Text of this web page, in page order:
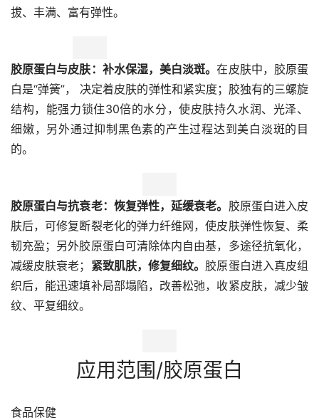
拔、丰满、富有弹性。
胶原蛋白与皮肤：补水保湿，美白淡斑。在皮肤中，胶原蛋
白是“弹簧”， 决定着皮肤的弹性和紧实度；胶独有的三螺旋
结构，能强力锁住30倍的水分，使皮肤持久水润、光泽、
细嫩，另外通过抑制黑色素的产生过程达到美白淡斑的目
的。
胶原蛋白与抗衰老：恢复弹性，延缓衰老。 胶原蛋白进入皮
肤后，可修复断裂老化的弹力纤维网，使皮肤弹性恢复、柔
韧充盈；另外胶原蛋白可清除体内自由基，多途径抗氧化，
减缓皮肤衰老； 紧致肌肤，修复细纹。 胶原蛋白进入真皮组
织后，能迅速填补局部塌陷，改善松弛，收紧皮肤，减少皱
纹、平复细纹。
应用范围/胶原蛋白
食品保健